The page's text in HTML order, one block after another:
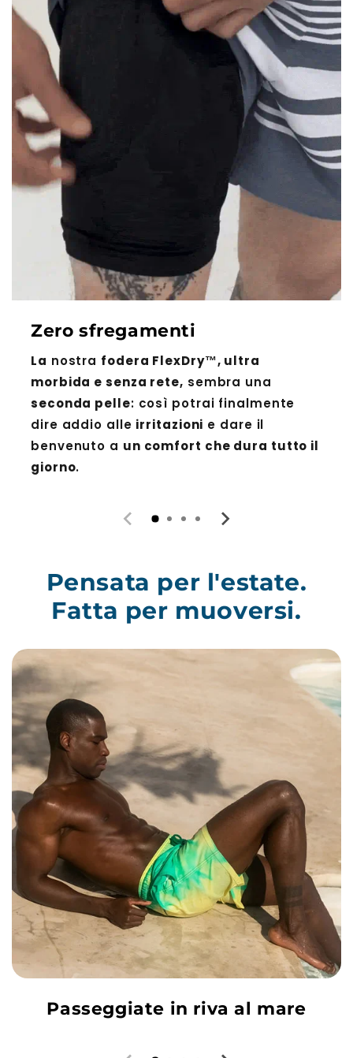
Zero sfregamenti
La nostra fodera FlexDry™, ultra
morbida e senza rete, sembra una
seconda pelle: così potrai finalmente
dire addio alle irritazioni e dare il
benvenuto a un comfort che dura tutto il
giorno.
Pensata per l'estate.
Fatta per muoversi.
Passeggiate in riva al mare